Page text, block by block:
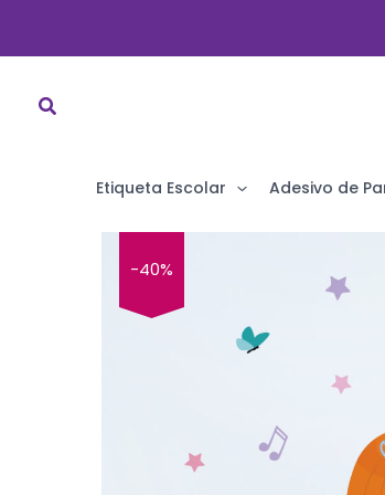
Ir
Etiqueta Escolar Adesivo de
-40%